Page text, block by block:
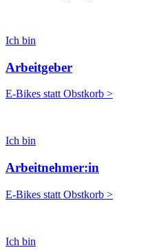
Ich bin
Arbeitgeber
E-Bikes statt Obstkorb >
Ich bin
Arbeitnehmer:in
E-Bikes statt Obstkorb >
Ich bin